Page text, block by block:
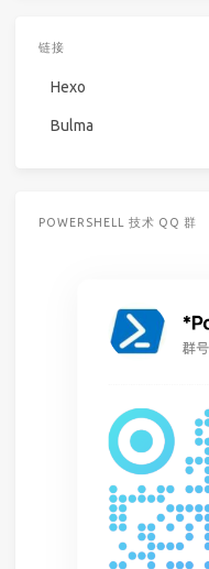
链接
Hexo
Bulma
POWERSHELL 技术 QQ 群